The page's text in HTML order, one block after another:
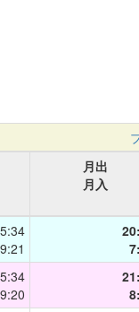
月出
月入
5:34
5:34